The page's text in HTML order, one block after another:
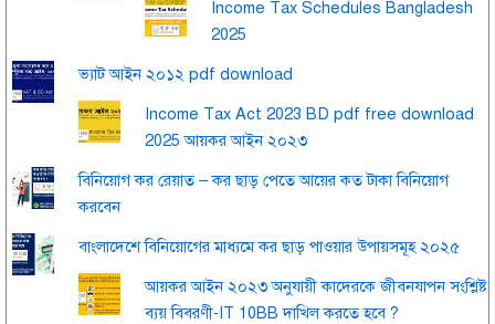
Income Tax Schedules Bangladesh
2025
ভ্যাট আইন ২০১২ pdf download
Income Tax Act 2023 BD pdf free download
2025 আয়কর আইন ২০২৩
বিনিয়োগ কর রেয়াত – কর ছাড় পেতে আয়ের কত টাকা বিনিয়োগ
করবেন
বাংলাদেশে বিনিয়োগের মাধ্যমে কর ছাড় পাওয়ার উপায়সমূহ ২০২৫
আয়কর আইন ২০২৩ অনুযায়ী কাদেরকে জীবনযাপন সংশ্লিষ্ট
ব্যয় বিবরণী-IT 10BB দাখিল করতে হবে ?